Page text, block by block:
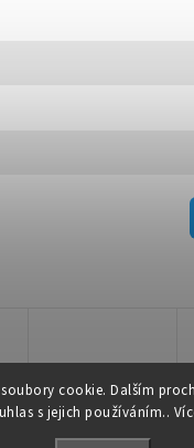
cookie. Dalším
s jejich používáním..